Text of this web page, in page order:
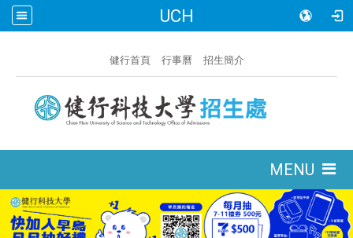
UCH
健行首頁 行事曆 招生簡介
MENU